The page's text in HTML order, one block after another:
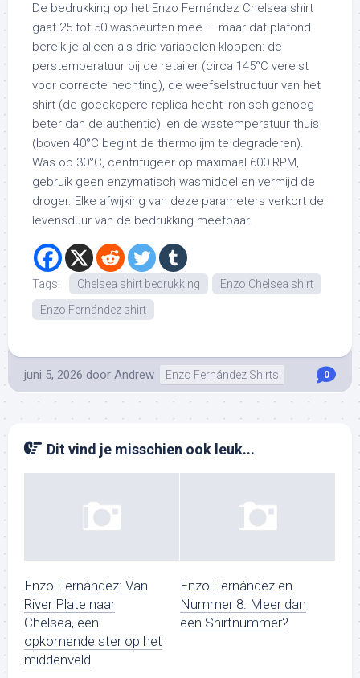
De bedrukking op het Enzo Fernández Chelsea shirt
gaat 25 tot 50 wasbeurten mee — maar dat plafond
bereik je alleen als drie variabelen kloppen: de
perstemperatuur bij de retailer (circa 145°C vereist
voor correcte hechting), de weefselstructuur van het
shirt (de goedkopere replica hecht ironisch genoeg
beter dan de authentic), en de wastemperatuur thuis
(boven 40°C begint de thermolijm te degraderen).
Was op 30°C, centrifugeer op maximaal 600 RPM,
gebruik geen enzymatisch wasmiddel en vermijd de
droger. Elke afwijking van deze parameters verkort de
levensduur van de bedrukking meetbaar.
Tags: Chelsea shirt bedrukking
Enzo Chelsea shirt
Enzo Fernández shirt
juni 5, 2026 door Andrew Enzo Fernández Shirts 0
Dit vind je misschien ook leuk...
Enzo Fernández: Van
River Plate naar
Chelsea, een
opkomende ster op het
middenveld
Enzo Fernández en
Nummer 8: Meer dan
een Shirtnummer?